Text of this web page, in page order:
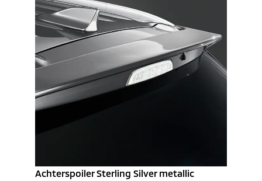
Achterspoiler Sterling Silver metallic